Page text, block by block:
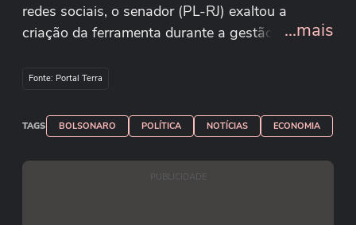
redes sociais, o senador (PL-RJ) exaltou a
criação da ferramenta durante a gestão do pai.
pré-candidato do PL ao Palácio do Planalto
após a citação pelos EUA. “O Pix não está
sofrendo ameaça de nada, o Pix vai continuar
sendo do Brasil, vai continuar sendo livre”, disse.
Reprodução/flaviobolsonaro/Instagram
...mais
Fonte: Portal Terra
TAGS BOLSONARO POLÍTICA NOTÍCIAS ECONOMIA
PUBLICIDADE